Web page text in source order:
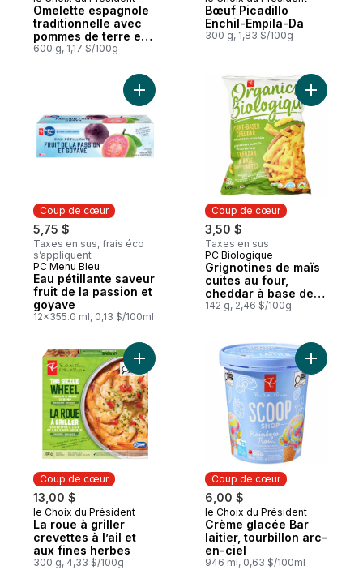
Omelette espagnole
traditionnelle avec
pommes de terre et
oignons
600 g, 1,17 $/100g
Bœuf Picadillo
Enchil-Empila-Da
300 g, 1,83 $/100g
Coup de cœur
5,75 $
Taxes en sus, frais éco
s’appliquent
Coup de cœur
PC Menu Bleu
Eau pétillante saveur
fruit de la passion et
goyave
12x355.0 ml, 0,13 $/100ml
Coup de cœur
3,50 $
Taxes en sus
Coup de cœur
PC Biologique
Grignotines de maïs
cuites au four,
cheddar à base de
plantes
142 g, 2,46 $/100g
Ajouter
Coup de cœur
13,00 $
Coup de cœur
le Choix du Président
La roue à griller
crevettes à l’ail et
aux fines herbes
300 g, 4,33 $/100g
Ajouter La roue à griller crevettes à l’ail
Coup de cœur
6,00 $
Coup de cœur
le Choix du Président
Crème glacée Bar
laitier, tourbillon arc-
en-ciel
946 ml, 0,63 $/100ml
Ajouter